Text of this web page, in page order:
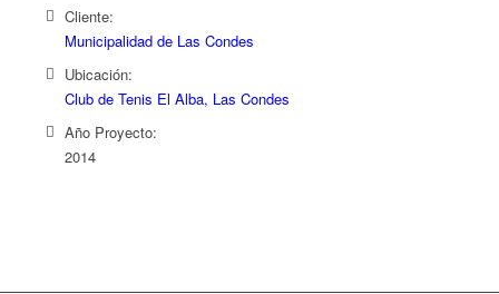
Cliente:
Municipalidad de Las Condes
Ubicación:
Club de Tenis El Alba, Las Condes
Año Proyecto:
2014